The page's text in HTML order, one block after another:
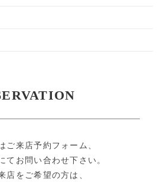
ご来店予約フォーム、
てお問い合わせ下さい。
店をご希望の方は、